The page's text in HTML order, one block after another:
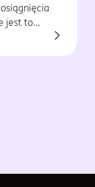
jest to
partner w